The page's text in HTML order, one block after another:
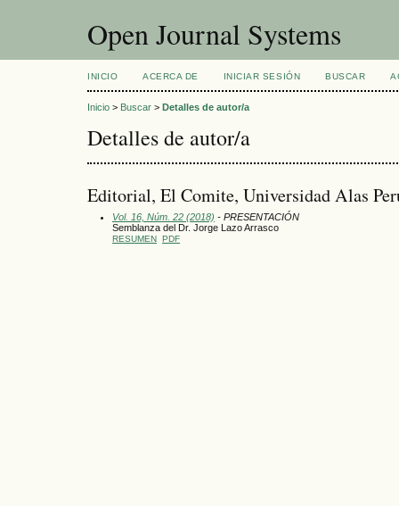
Open Journal Systems
INICIO ACERCA DE INICIAR SESIÓN BUSCAR
Inicio > Buscar > Detalles de autor/a
Detalles de autor/a
Editorial, El Comite, Universidad Alas
Vol. 16, Núm. 22 (2018) - PRESENTACIÓN
Semblanza del Dr. Jorge Lazo Arrasco
RESUMEN PDF